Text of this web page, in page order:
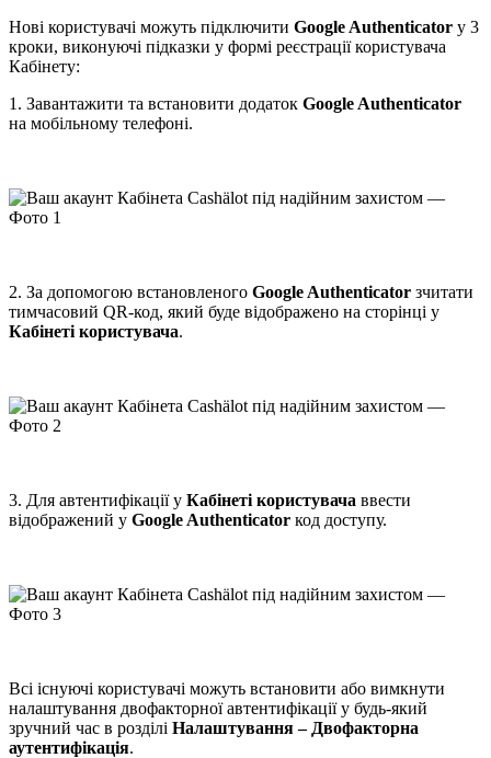
Нові користувачі можуть підключити Google Authenticator у 3
кроки, виконуючі підказки у формі реєстрації користувача
Кабінету:
1. Завантажити та встановити додаток Google Authenticator
на мобільному телефоні.
2. За допомогою встановленого Google Authenticator зчитати
тимчасовий QR-код, який буде відображено на сторінці у
Кабінеті користувача.
3. Для автентифікації у Кабінеті користувача ввести
відображений у Google Authenticator код доступу.
Всі існуючі користувачі можуть встановити або вимкнути
налаштування двофакторної автентифікації у будь-який
зручний час в розділі Налаштування – Двофакторна
аутентифікація.